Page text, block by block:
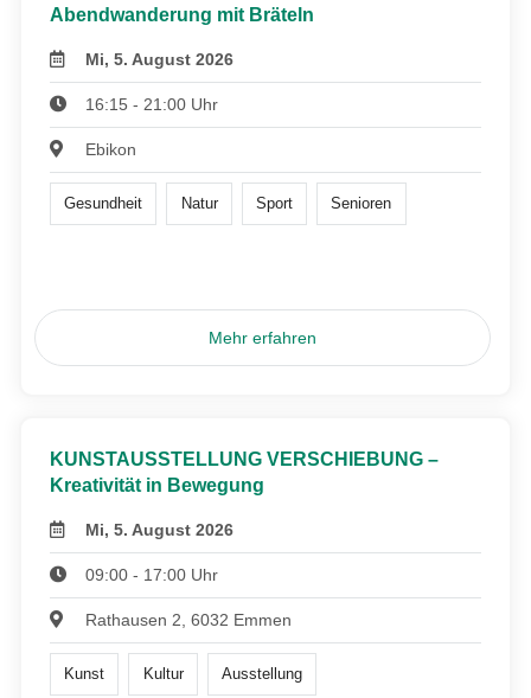
Abendwanderung mit Bräteln
Mi, 5. August 2026
16:15 - 21:00 Uhr
Ebikon
Gesundheit Natur Sport Senioren
Mehr erfahren
KUNSTAUSSTELLUNG VERSCHIEBUNG –
Kreativität in Bewegung
Mi, 5. August 2026
09:00 - 17:00 Uhr
Rathausen 2, 6032 Emmen
Kunst Kultur Ausstellung